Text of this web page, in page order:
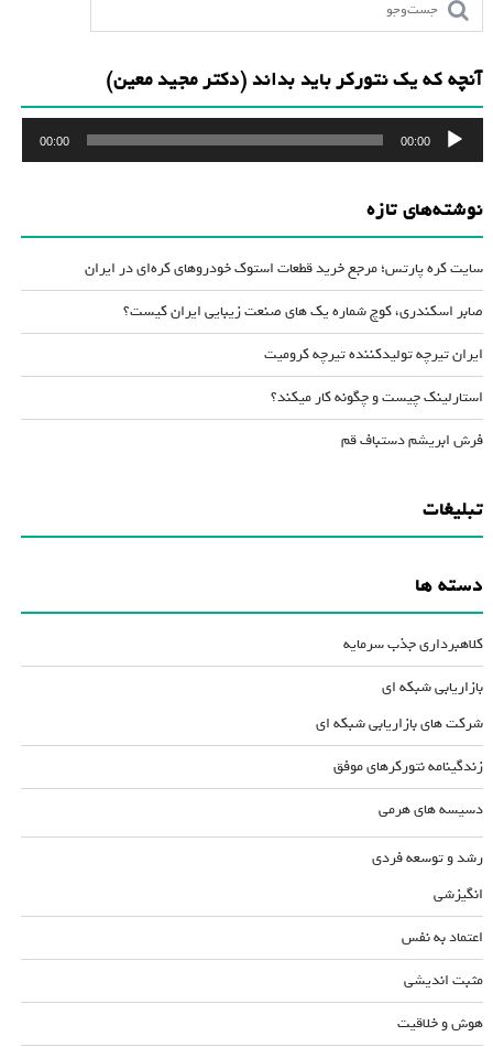
آنچه که یک نتورکر باید بداند (دکتر مجید معین)
پخش‌کننده
صوت
00:00
00:00
نوشته‌های تازه
سایت کره پارتس؛ مرجع خرید قطعات استوک خودروهای کره‌ای در ایران
صابر اسکندری، کوچ شماره یک های صنعت زیبایی ایران کیست؟
ایران تیرچه تولیدکننده تیرچه کرومیت
استارلینک چیست و چگونه کار میکند؟
فرش ابریشم دستباف قم
تبلیغات
دسته ها
کلاهبرداری جذب سرمایه
بازاریابی شبکه ای
شرکت های بازاریابی شبکه ای
زندگینامه نتورکرهای موفق
دسیسه های هرمی
رشد و توسعه فردی
انگیزشی
اعتماد به نفس
مثبت اندیشی
هوش و خلاقیت